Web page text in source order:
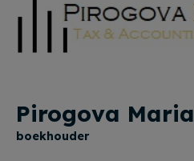
Pirogova Maria
boekhouder